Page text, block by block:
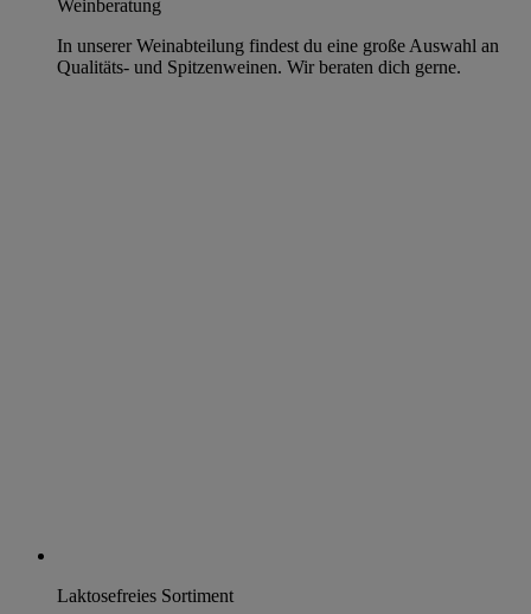
Weinberatung
In unserer Weinabteilung findest du eine große Auswahl an
Qualitäts- und Spitzenweinen. Wir beraten dich gerne.
Laktosefreies Sortiment